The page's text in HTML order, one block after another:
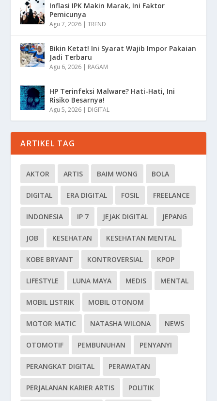
Inflasi IPK Makin Marak, Ini Faktor
Pemicunya
Agu 7, 2026 |TREND
Bikin Ketat! Ini Syarat Wajib Impor Pakaian
Jadi Terbaru
Agu 6, 2026 | RAGAM
HP Terinfeksi Malware? Hati-Hati, Ini
Risiko Besarnya!
Agu 5, 2026 | DIGITAL
ARTIKEL TAG
AKTOR ARTIS BAIM WONG BOLA
DIGITAL ERA DIGITAL FOSIL FREELANCE
INDONESIA IP 7 JEJAK DIGITAL JEPANG
JOB KESEHATAN KESEHATAN MENTAL
KOBE BRYANT KONTROVERSIAL KPOP
LIFESTYLE LUNA MAYA MEDIS MENTAL
MOBIL LISTRIK MOBIL OTONOM
MOTOR MATIC NATASHA WILONA NEWS
OTOMOTIF PEMBUNUHAN PENYANYI
PERANGKAT DIGITAL PERAWATAN
PERJALANAN KARIER ARTIS POLITIK